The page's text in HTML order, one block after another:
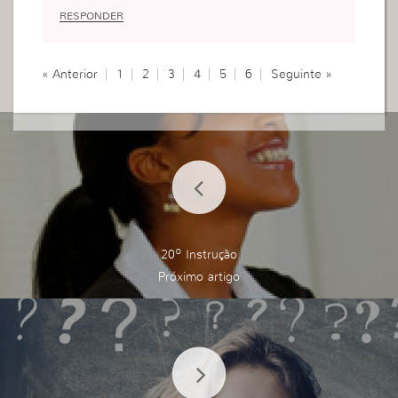
Muito grata pela instrução!
RESPONDER
« Anterior 1 2 3 4 5 6 Seguinte »
20º Instrução